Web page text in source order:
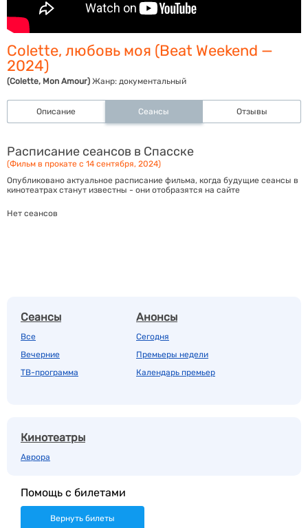
Colette, любовь моя (Beat Weekend —
2024)
(Colette, Mon Amour) Жанр: документальный
Описание Сеансы Отзывы
Расписание сеансов в Спасске
(Фильм в прокате с 14 сентября, 2024)
Опубликовано актуальное расписание фильма, когда будущие сеансы в
кинотеатрах станут известны - они отобразятся на сайте
Нет сеансов
Сеансы
Все
Вечерние
ТВ-программа
Анонсы
Сегодня
Премьеры недели
Календарь премьер
Кинотеатры
Аврора
Помощь с билетами
Вернуть билеты